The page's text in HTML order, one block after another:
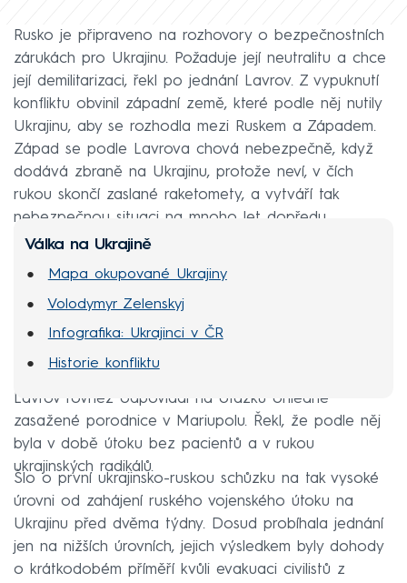
Rusko je připraveno na rozhovory o bezpečnostních
zárukách pro Ukrajinu. Požaduje její neutralitu a chce
její demilitarizaci, řekl po jednání Lavrov. Z vypuknutí
konfliktu obvinil západní země, které podle něj nutily
Ukrajinu, aby se rozhodla mezi Ruskem a Západem.
Západ se podle Lavrova chová nebezpečně, když
dodává zbraně na Ukrajinu, protože neví, v čích
rukou skončí zaslané raketomety, a vytváří tak
nebezpečnou situaci na mnoho let dopředu.
Válka na Ukrajině
Mapa okupované Ukrajiny
Volodymyr Zelenskyj
Infografika: Ukrajinci v ČR
Historie konfliktu
Lavrov rovněž odpovídal na otázku ohledně
zasažené porodnice v Mariupolu. Řekl, že podle něj
byla v době útoku bez pacientů a v rukou
ukrajinských radikálů.
Šlo o první ukrajinsko-ruskou schůzku na tak vysoké
úrovni od zahájení ruského vojenského útoku na
Ukrajinu před dvěma týdny. Dosud probíhala jednání
jen na nižších úrovních, jejich výsledkem byly dohody
o krátkodobém příměří kvůli evakuaci civilistů z